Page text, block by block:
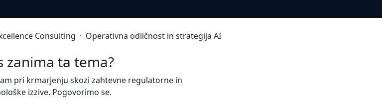
Consulting · Operativna odličnost in strategija AI
zanima ta tema?
pri krmarjenju skozi zahtevne regulatorne in
izzive. Pogovorimo se.